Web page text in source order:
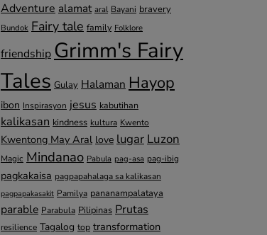
Adventure alamat aral Bayani bravery
Bundok Fairy tale family Folklore
friendship Grimm's Fairy
Tales Gulay Halaman Hayop
ibon Inspirasyon jesus kabutihan
kalikasan kindness kultura Kwento
Kwentong May Aral love lugar Luzon
Magic Mindanao Pabula pag-asa pag-ibig
pagkakaisa pagpapahalaga sa kalikasan
pagpapakasakit Pamilya pananampalataya
parable Parabula Pilipinas Prutas
resilience Tagalog top transformation